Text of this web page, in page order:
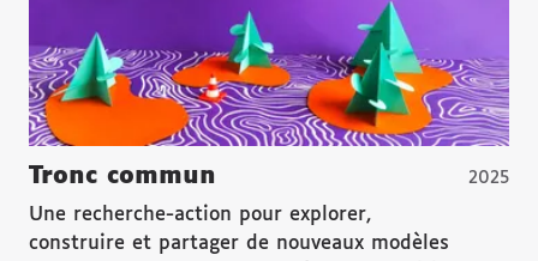
Tronc commun
Une recherche-action pour explorer,
construire et partager de nouveaux modèles
2025